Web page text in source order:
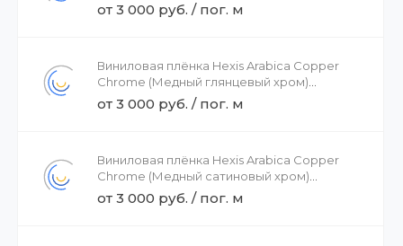
от 3 000 руб. / пог. м
Виниловая плёнка Hexis Arabica Copper
Chrome (Медный глянцевый хром)
HX30SCH15B, 1.37
от 3 000 руб. / пог. м
Виниловая плёнка Hexis Arabica Copper
Chrome (Медный сатиновый хром)
HX30SCH15S, 1.37
от 3 000 руб. / пог. м